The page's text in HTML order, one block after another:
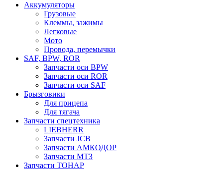
Аккумуляторы
Грузовые
Клеммы, зажимы
Легковые
Мото
Провода, перемычки
SAF, BPW, ROR
Запчасти оси BPW
Запчасти оси ROR
Запчасти оси SAF
Брызговики
Для прицепа
Для тягача
Запчасти спецтехника
LIEBHERR
Запчасти JCB
Запчасти АМКОДОР
Запчасти МТЗ
Запчасти ТОНАР